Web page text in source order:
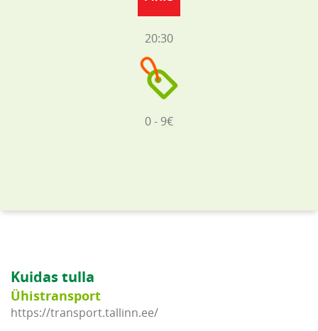
20:30
0 - 9€
Kuidas tulla
Ühistransport
https://transport.tallinn.ee/